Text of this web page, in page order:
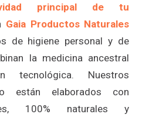
principal de tu
Gaia Productos Naturales
de higiene personal y de
la medicina ancestral
tecnológica. Nuestros
están elaborados con
100% naturales y